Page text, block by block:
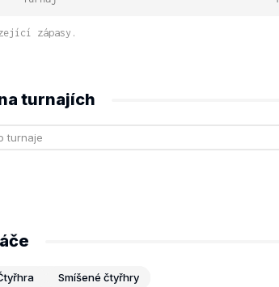
zápasy.
turnajích
Smíšené čtyřhry